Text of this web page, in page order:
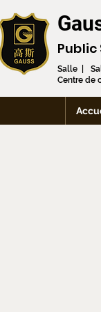
Salle |
Centre de